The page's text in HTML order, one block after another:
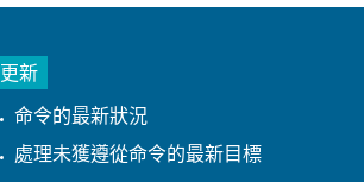
更新
命令的最新狀況
處理未獲遵從命令的最新目標